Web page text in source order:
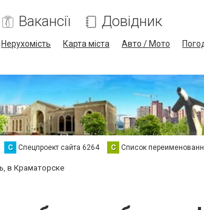
Вакансії Довідник
Нерухомість Карта міста Авто / Мото
С Спецпроект сайта 6264 С Список
в Краматорске